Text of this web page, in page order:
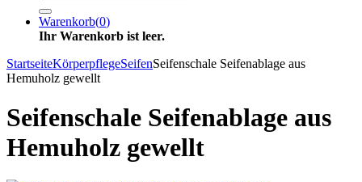
Warenkorb(0)
Ihr Warenkorb ist leer.
StartseiteKörperpflegeSeifenSeifenschale Seifenablage aus
Hemuholz gewellt
Seifenschale Seifenablage aus
Hemuholz gewellt